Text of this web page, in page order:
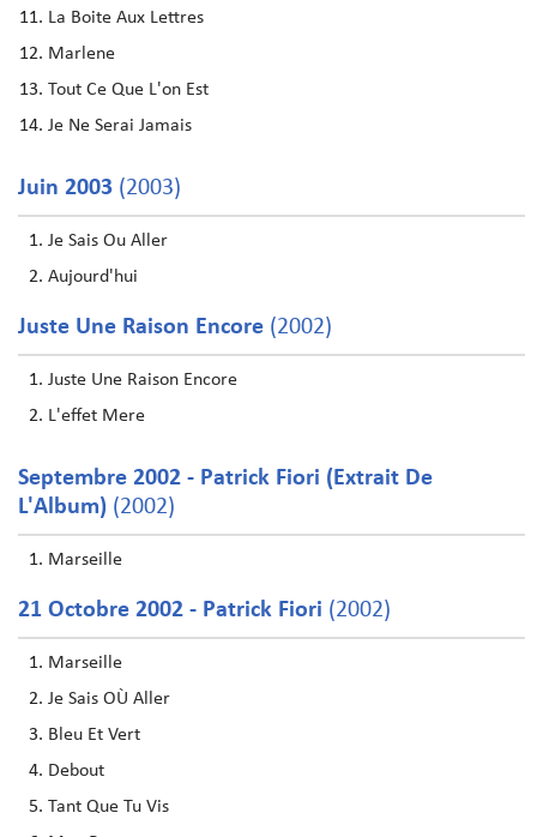
La Boite Aux Lettres
Marlene
Tout Ce Que L'on Est
Je Ne Serai Jamais
Juin 2003 (2003)
Je Sais Ou Aller
Aujourd'hui
Juste Une Raison Encore (2002)
Juste Une Raison Encore
L'effet Mere
Septembre 2002 - Patrick Fiori (Extrait De
L'Album) (2002)
Marseille
21 Octobre 2002 - Patrick Fiori (2002)
Marseille
Je Sais OÙ Aller
Bleu Et Vert
Debout
Tant Que Tu Vis